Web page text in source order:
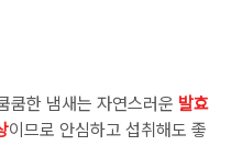
쿰한 냄새는 자연스러운 발효
이므로 안심하고 섭취해도 좋